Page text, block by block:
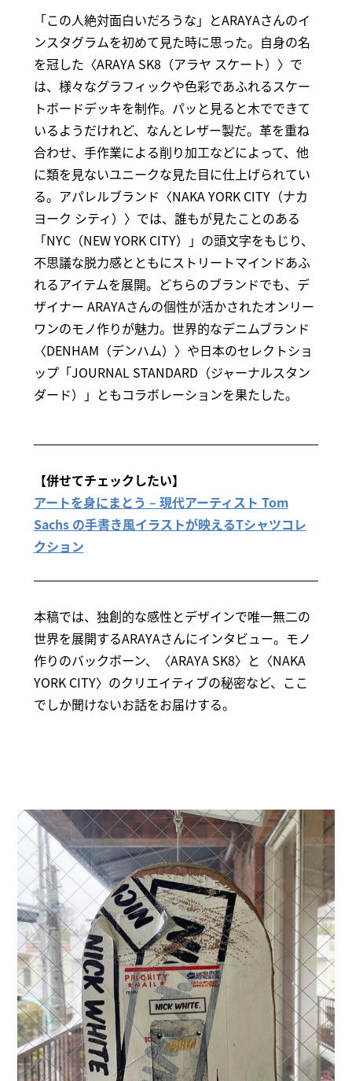
「この人絶対面白いだろうな」とARAYAさんのイ
ンスタグラムを初めて見た時に思った。自身の名
を冠した〈ARAYA SK8（アラヤ スケート）〉で
は、様々なグラフィックや色彩であふれるスケー
トボードデッキを制作。パッと見ると木でできて
いるようだけれど、なんとレザー製だ。革を重ね
合わせ、手作業による削り加工などによって、他
に類を見ないユニークな見た目に仕上げられてい
る。アパレルブランド〈NAKA YORK CITY（ナカ
ヨーク シティ）〉では、誰もが見たことのある
「NYC（NEW YORK CITY）」の頭文字をもじり、
不思議な脱力感とともにストリートマインドあふ
れるアイテムを展開。どちらのブランドでも、デ
ザイナー ARAYAさんの個性が活かされたオンリー
ワンのモノ作りが魅力。世界的なデニムブランド
〈DENHAM（デンハム）〉や日本のセレクトショ
ップ「JOURNAL STANDARD（ジャーナルスタン
ダード）」ともコラボレーションを果たした。
【併せてチェックしたい】
アートを身にまとう – 現代アーティスト Tom
Sachs の手書き風イラストが映えるTシャツコレ
クション
本稿では、独創的な感性とデザインで唯一無二の
世界を展開するARAYAさんにインタビュー。モノ
作りのバックボーン、〈ARAYA SK8〉と〈NAKA
YORK CITY〉のクリエイティブの秘密など、ここ
でしか聞けないお話をお届けする。